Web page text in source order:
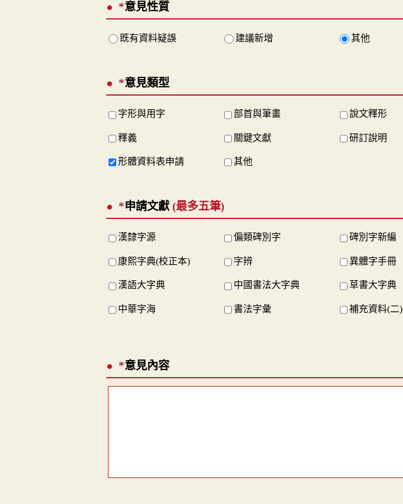
*意見性質
既有資料疑誤 建議新增 其他
*意見類型
字形與用字 部首與筆畫 說文釋形
釋義 關鍵文獻 研訂說明
形體資料表申請 其他
*申請文獻 (最多五筆)
漢隸字源 偏類碑別字 碑別字新編
康熙字典(校正本) 字辨 異體字手冊
漢語大字典 中國書法大字典 草書大字典
中華字海 書法字彙 補充資料(二)
*意見內容